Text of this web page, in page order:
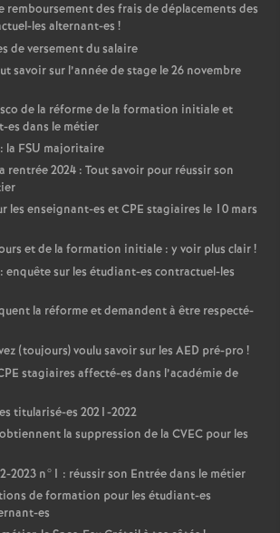
remboursement des frais de déplacements des
les alternant-es !
de versement du salaire
savoir sur l’année de stage le 26 novembre
de la réforme de la formation initiale et
es dans le métier
: la FSU majoritaire
rentrée 2024 : Tout savoir pour réussir son
les enseignant-es etCPE stagiaires le 10 mars
et de la formation initiale : y voir plus clair!
enquête sur les étudiant-es contractuel-les
la réforme et demandent à être respecté-
(toujours) voulu savoir sur les AED pré-pro !
stagiaires affecté-es dans l’académie de
titularisé-es 2021-2022
obtiennent la suppression de la CVEC pour les
2023 n°1 : réussir son Entrée dans le métier
de formation pour les étudiant-es
es